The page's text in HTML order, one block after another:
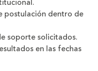
postulación dentro de
soporte solicitados.
en las fechas